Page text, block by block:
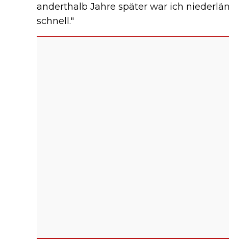
anderthalb Jahre später war ich
schnell."